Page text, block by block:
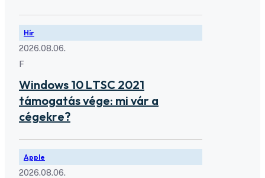
Hír
2026.08.06.
F
Windows 10 LTSC 2021
támogatás vége: mi vár a
cégekre?
Apple
2026.08.06.